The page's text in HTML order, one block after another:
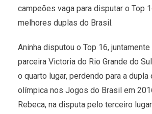
campeões vaga para disputar o Top
melhores duplas do Brasil.
Aninha disputou o Top 16,
parceira Victoria do Rio Grande do
o quarto lugar, perdendo para a
olímpica nos Jogos do Brasil em
Rebeca, na disputa pelo terceiro